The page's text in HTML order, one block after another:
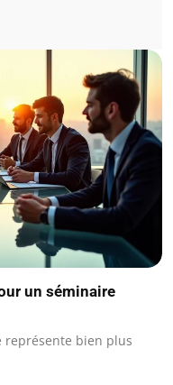
un séminaire
bien plus